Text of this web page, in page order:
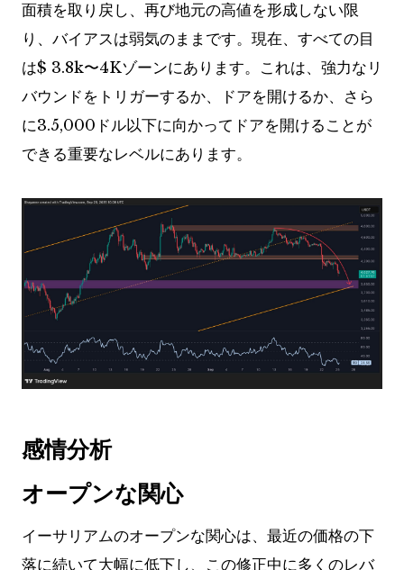
面積を取り戻し、再び地元の高値を形成しない限
り、バイアスは弱気のままです。現在、すべての目
は$ 3.8k〜4Kゾーンにあります。これは、強力なリ
バウンドをトリガーするか、ドアを開けるか、さら
に3.5,000ドル以下に向かってドアを開けることが
できる重要なレベルにあります。
感情分析
オープンな関心
イーサリアムのオープンな関心は、最近の価格の下
落に続いて大幅に低下し、この修正中に多くのレバ